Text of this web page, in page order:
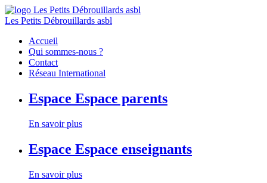
Les Petits Débrouillards asbl
Accueil
Qui sommes-nous ?
Contact
Réseau International
Espace Espace parents
En savoir plus
Espace Espace enseignants
En savoir plus